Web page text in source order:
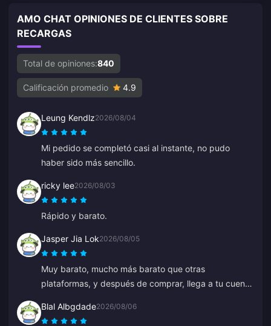
AMO CHAT OPINIONES DE CLIENTES SOBRE
RECARGAS
Total de opiniones:840
Calificación promedio 4.9
Leung Kendlz2026/08/04
Mi pedido se completó casi al instante, no pudo
haber sido más sencillo.
ricky lee2026/08/03
Rápido y barato.
Jasper Jia Lok2026/08/05
Muy barato, mucho más barato que otras
plataformas, y después de comprar, llega a tu cuenta
Blal Albgdade2026/08/06